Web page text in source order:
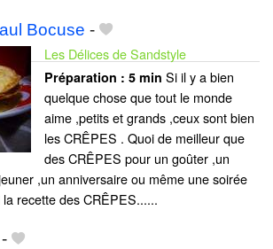
Bocuse -
Les Délices de Sandstyle
Préparation : 5 min Si il y a bien
quelque chose que tout le monde
aime ,petits et grands ,ceux sont bien
les CRÊPES . Quoi de meilleur que
des CRÊPES pour un goûter ,un
,un anniversaire ou même une soirée
recette des CRÊPES......
-